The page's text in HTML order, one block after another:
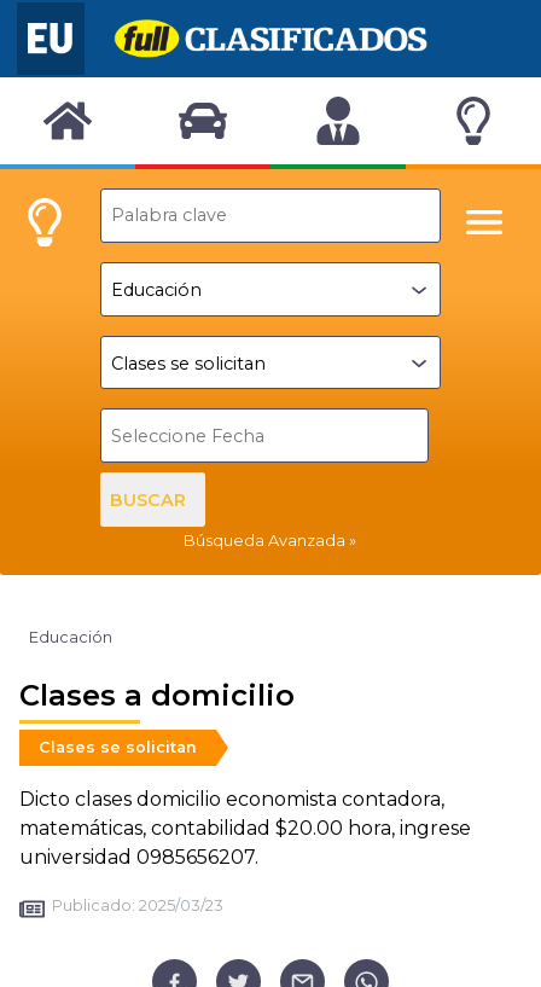
BUSCAR
Búsqueda Avanzada
Educación
Clases a domicilio
Clases se solicitan
Dicto clases domicilio economista contadora,
matemáticas, contabilidad $20.00 hora, ingrese
universidad 0985656207.
Publicado: 2025/03/23